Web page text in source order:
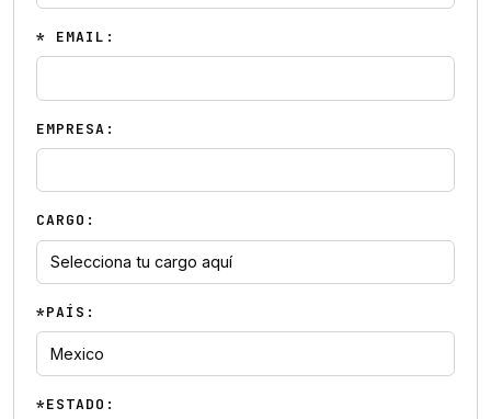
* EMAIL:
EMPRESA:
CARGO:
*PAÍS:
*ESTADO: